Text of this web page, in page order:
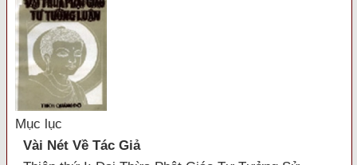
Mục lục
Vài Nét Về Tác Giả